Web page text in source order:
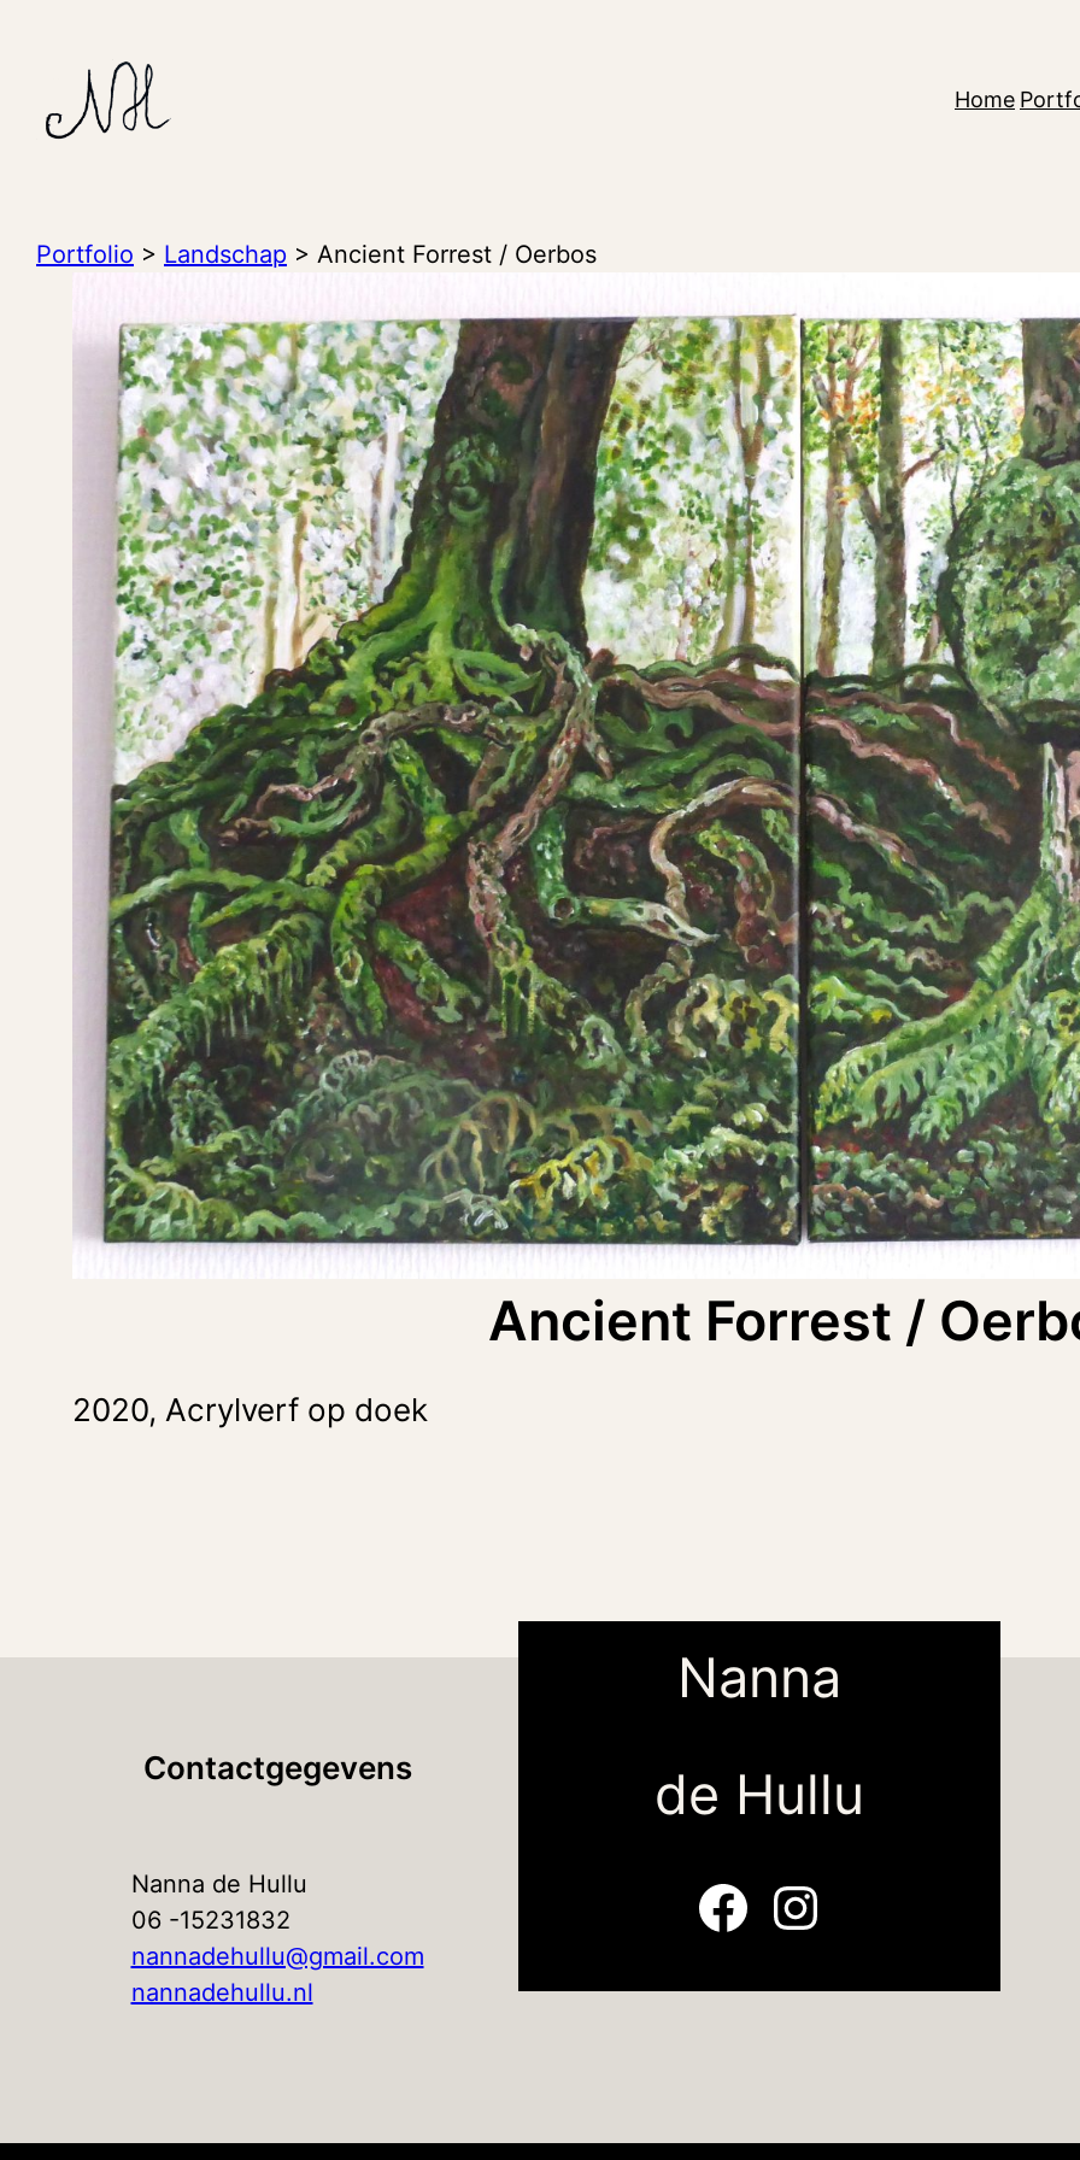
inhoud
Home
Portfolio > Landschap > Ancient Forrest / Oerbos
Ancient Forrest /
2020, Acrylverf op doek
Contactgegevens
Nanna de Hullu
06 -15231832
nannadehullu@gmail.com
nannadehullu.nl
Nanna
de Hullu
Facebook Instagram